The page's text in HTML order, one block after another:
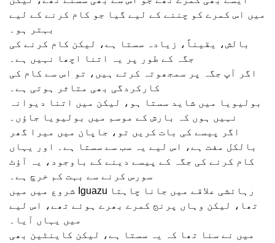
میں اس کمرے کو چننے کے لیے گیا جو کام کرنے کے لیے
بہتر ہو۔
بالش، یقیناً، زیادہ سستا ہے، لیکن کام کرنے کی
جگہ کے طور پر یہ اتنا اچھا نہیں ہے۔
اگر آپ جگہ پر سمجھوتہ کرتے ہیں، تو اس سے کام کی
کارکردگی بھی متاثر ہوتی ہے۔
بولیویا میں شاید سستا ہو، لیکن میں اتنا دیوانہ
نہیں ہوں کہ بارش کے موسم میں بولیویا جاؤں۔
اگر پیسے کی بات کریں تو، جاپان میں میرا گھر
بالکل مفت ہے، اس لیے یہ سب سے سستا ہے۔ اور یہاں
کام کرنے کی جگہ کے پیسے دینے کے باوجود، یہ آؤٹ
سورس کرنے سے بہت کم خرچ ہے۔
شروع میں میں Iguazu رہائشی علاقے میں جانا چاہتا
تھا، لیکن وہاں پرنج کمرے بھرے ہوئے تھے، اس لیے
میں یہاں آیا۔
میں نے سنا تھا کہ یہ سستا ہے، لیکن کاینٹین بھی